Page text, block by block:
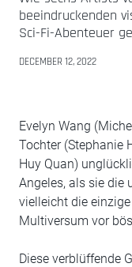
beeindruckenden
Sci-Fi-Abenteuer
DECEMBER 12, 2022
Evelyn Wang
Tochter (Stephanie
Huy Quan)
Angeles, als sie die
vielleicht die
Multiversum vor
Diese verblüffende